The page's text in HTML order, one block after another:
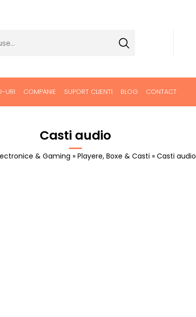
URI COMPANIE SUPORT CLIENTI BLOG CONTACT
Casti audio
& Gaming »Playere, Boxe & Casti » Casti audio